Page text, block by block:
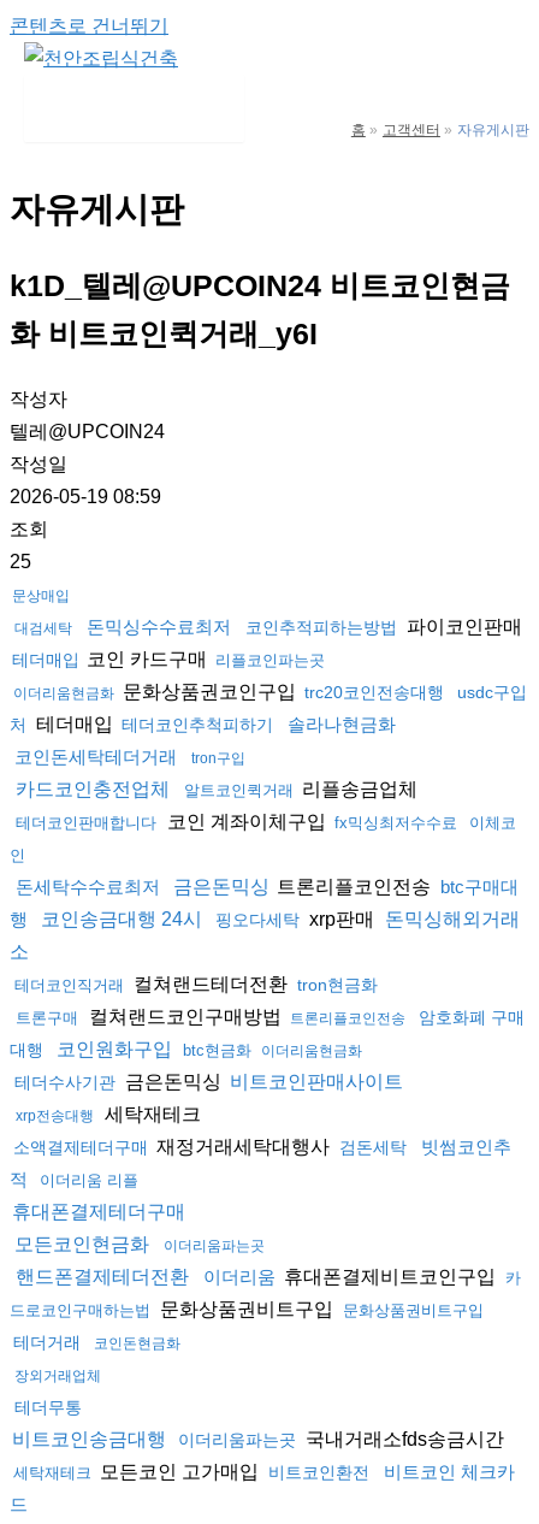
콘텐츠로 건너뛰기
홈 고객센터 자유게시판
자유게시판
k1D_텔레@UPCOIN24 비트코인현금
화 비트코인퀵거래_y6I
작성자
텔레@UPCOIN24
작성일
2026-05-19 08:59
조회
25
문상매입
대검세탁
돈믹싱수수료최저 코인추적피하는방법 파이코인판매
테더매입 코인 카드구매 리플코인파는곳
이더리움현금화 문화상품권코인구입 trc20코인전송대행
usdc구입
처
테더매입 테더코인추척피하기
솔라나현금화
코인돈세탁테더거래
tron구입
카드코인충전업체 알트코인퀵거래 리플송금업체
테더코인판매합니다 코인 계좌이체구입 fx믹싱최저수수료
이체코
인
돈세탁수수료최저 금은돈믹싱 트론리플코인전송
btc구매대
행
코인송금대행 24시 핑오다세탁 xrp판매
돈믹싱해외거래
소
테더코인직거래 컬쳐랜드테더전환 tron현금화
트론구매 컬쳐랜드코인구매방법 트론리플코인전송
암호화폐 구매
대행
코인원화구입 btc현금화 이더리움현금화
테더수사기관 금은돈믹싱 비트코인판매사이트
xrp전송대행 세탁재테크
소액결제테더구매 재정거래세탁대행사 검돈세탁
빗썸코인추
적
이더리움 리플
휴대폰결제테더구매
모든코인현금화
이더리움파는곳
핸드폰결제테더전환 이더리움 휴대폰결제비트코인구입
카
드로코인구매하는법
문화상품권비트구입 문화상품권비트구입
테더거래
코인돈현금화
장외거래업체
테더무통
비트코인송금대행 이더리움파는곳 국내거래소fds송금시간
세탁재테크 모든코인 고가매입 비트코인환전
비트코인 체크카
드